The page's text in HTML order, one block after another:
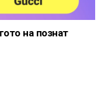
на познат